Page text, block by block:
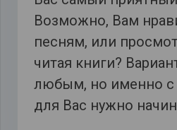
Возможно, Вам
песням, или
читая книги?
любым, но именно с
для Вас нужно